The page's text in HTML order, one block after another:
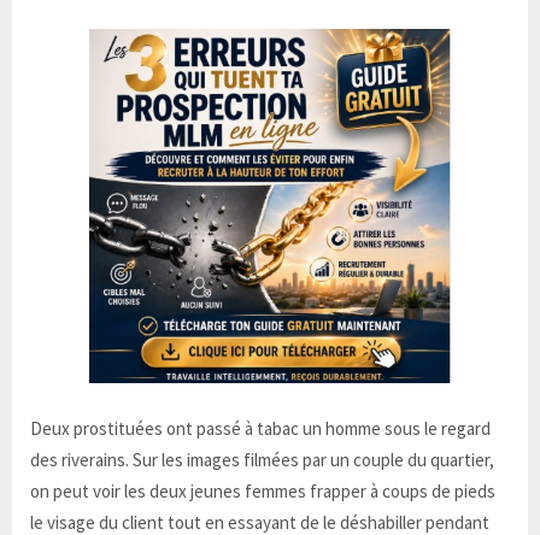
Deux prostituées ont passé à tabac un homme sous le regard
des riverains. Sur les images filmées par un couple du quartier,
on peut voir les deux jeunes femmes frapper à coups de pieds
le visage du client tout en essayant de le déshabiller pendant